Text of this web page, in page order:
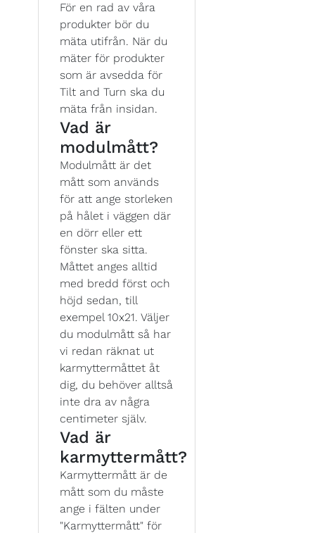
För en rad av våra
produkter bör du
mäta utifrån. När du
mäter för produkter
som är avsedda för
Tilt and Turn ska du
mäta från insidan.
Vad är
modulmått?
Modulmått är det
mått som används
för att ange storleken
på hålet i väggen där
en dörr eller ett
fönster ska sitta.
Måttet anges alltid
med bredd först och
höjd sedan, till
exempel 10x21. Väljer
du modulmått så har
vi redan räknat ut
karmyttermåttet åt
dig, du behöver alltså
inte dra av några
centimeter själv.
Vad är
karmyttermått?
Karmyttermått är de
mått som du måste
ange i fälten under
"Karmyttermått" för